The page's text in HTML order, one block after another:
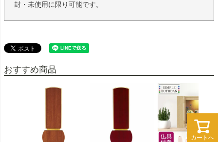
カートへ
カートへ
封・未使用に限り可能です。
おすすめ商品